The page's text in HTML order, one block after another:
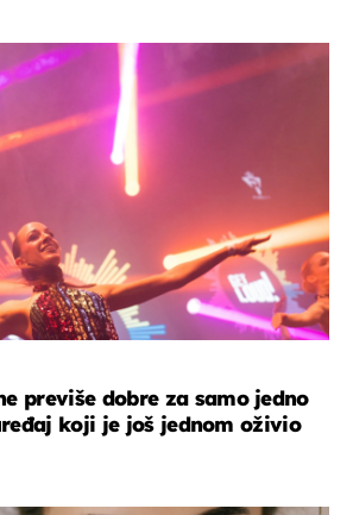
previše dobre za samo jedno
koji je još jednom oživio